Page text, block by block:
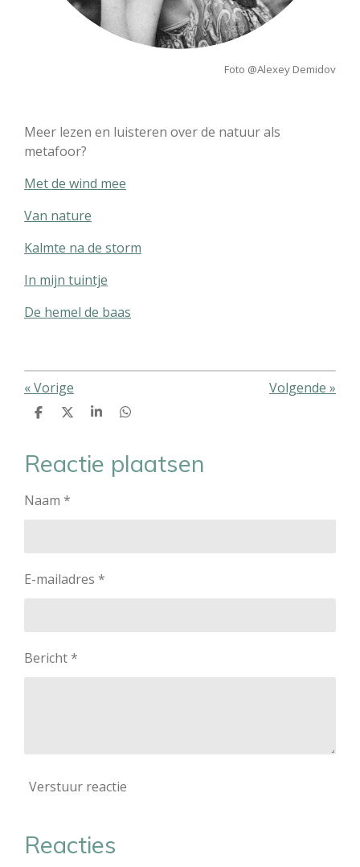
Foto @Alexey Demidov
Meer lezen en luisteren over de natuur als
metafoor?
Met de wind mee
Van nature
Kalmte na de storm
In mijn tuintje
De hemel de baas
«Vorige Volgende »
D
e
n
D
S
e
D
e
Reactie plaatsen
Naam *
E-mailadres *
Bericht *
Verstuur reactie
Reacties